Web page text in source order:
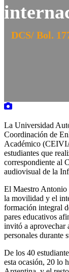
DCS/ Bol.
La Universidad
Coordinación de
Académico
estudiantes que
correspondiente al
audiovisual de la
El Maestro
la movilidad y el
formación integral
pares educativos
invitó a aprovechar
personales durante
De los 40
esta ocasión, 20 lo